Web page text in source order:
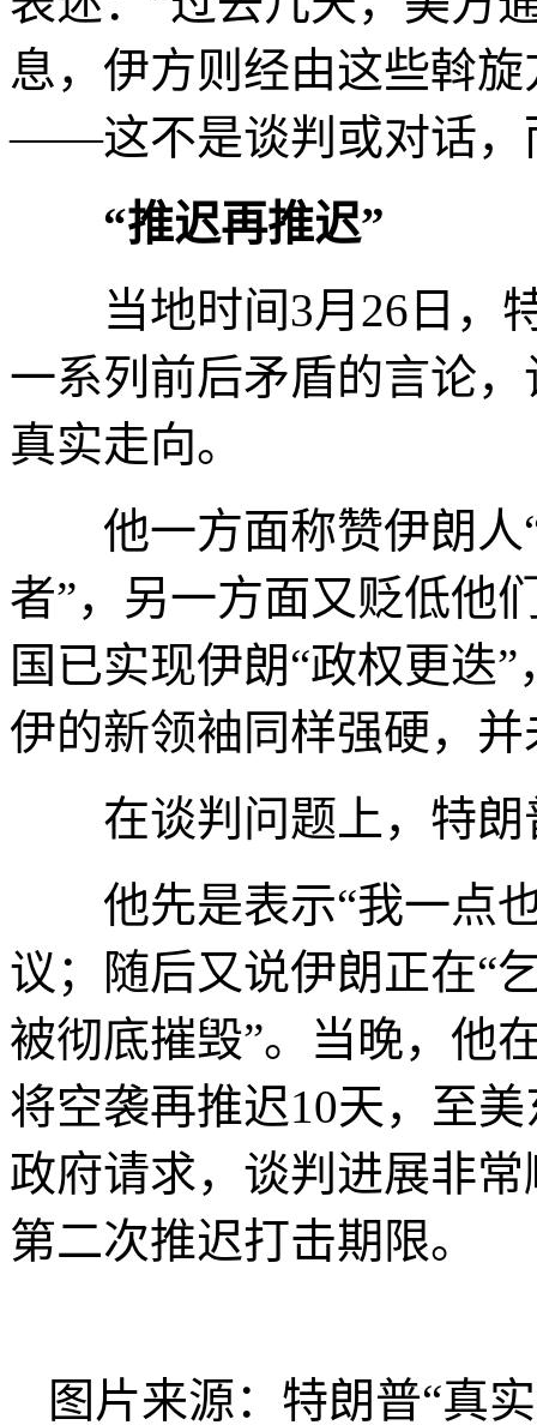
息，伊方则经由这些斡
——这不是谈判或对话，
“推迟再推迟”
当地时间3月26日，特
一系列前后矛盾的言论
真实走向。
他一方面称赞伊朗人“
者”，另一方面又贬低他
国已实现伊朗“政权更迭
伊的新领袖同样强硬，
在谈判问题上，特朗
他先是表示“我一点也
议；随后又说伊朗正在“
被彻底摧毁”。当晚，他
将空袭再推迟10天，至
政府请求，谈判进展非
第二次推迟打击期限。
图片来源：特朗普“真